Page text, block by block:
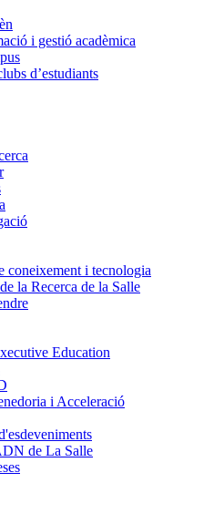
i gestió acadèmica
d’estudiants
coneixement i tecnologia
la Recerca de la Salle
Education
i Acceleració
de La Salle